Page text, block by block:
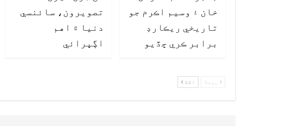
خان ۽ وسيم اڪرم جو
تاريخي ريڪارڊ
برابر ڪري ڇڏيو
تصويرون، سائنسي
دنيا ۾ اهم
اڳڀرائي
پچھلا اگلا